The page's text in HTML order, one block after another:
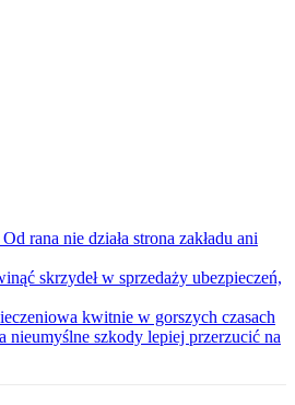
rana nie działa strona zakładu ani
skrzydeł w sprzedaży ubezpieczeń,
kwitnie w gorszych czasach
nieumyślne szkody lepiej przerzucić na